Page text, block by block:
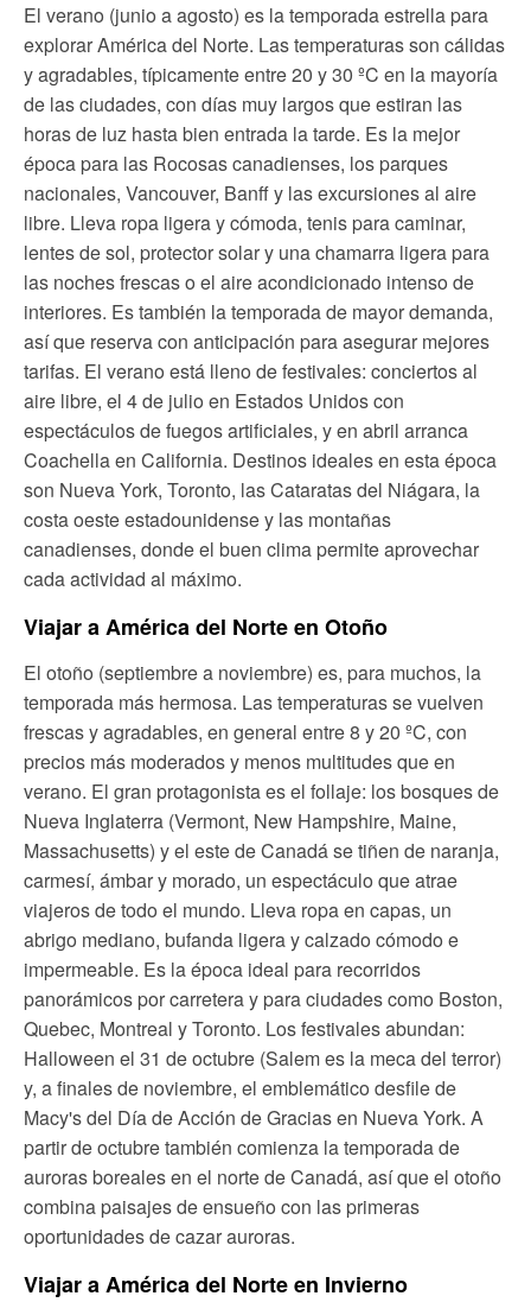
El verano (junio a agosto) es la temporada estrella para
explorar América del Norte. Las temperaturas son cálidas
y agradables, típicamente entre 20 y 30 ºC en la mayoría
de las ciudades, con días muy largos que estiran las
horas de luz hasta bien entrada la tarde. Es la mejor
época para las Rocosas canadienses, los parques
nacionales, Vancouver, Banff y las excursiones al aire
libre. Lleva ropa ligera y cómoda, tenis para caminar,
lentes de sol, protector solar y una chamarra ligera para
las noches frescas o el aire acondicionado intenso de
interiores. Es también la temporada de mayor demanda,
así que reserva con anticipación para asegurar mejores
tarifas. El verano está lleno de festivales: conciertos al
aire libre, el 4 de julio en Estados Unidos con
espectáculos de fuegos artificiales, y en abril arranca
Coachella en California. Destinos ideales en esta época
son Nueva York, Toronto, las Cataratas del Niágara, la
costa oeste estadounidense y las montañas
canadienses, donde el buen clima permite aprovechar
cada actividad al máximo.
Viajar a América del Norte en Otoño
El otoño (septiembre a noviembre) es, para muchos, la
temporada más hermosa. Las temperaturas se vuelven
frescas y agradables, en general entre 8 y 20 ºC, con
precios más moderados y menos multitudes que en
verano. El gran protagonista es el follaje: los bosques de
Nueva Inglaterra (Vermont, New Hampshire, Maine,
Massachusetts) y el este de Canadá se tiñen de naranja,
carmesí, ámbar y morado, un espectáculo que atrae
viajeros de todo el mundo. Lleva ropa en capas, un
abrigo mediano, bufanda ligera y calzado cómodo e
impermeable. Es la época ideal para recorridos
panorámicos por carretera y para ciudades como Boston,
Quebec, Montreal y Toronto. Los festivales abundan:
Halloween el 31 de octubre (Salem es la meca del terror)
y, a finales de noviembre, el emblemático desfile de
Macy's del Día de Acción de Gracias en Nueva York. A
partir de octubre también comienza la temporada de
auroras boreales en el norte de Canadá, así que el otoño
combina paisajes de ensueño con las primeras
oportunidades de cazar auroras.
Viajar a América del Norte en Invierno